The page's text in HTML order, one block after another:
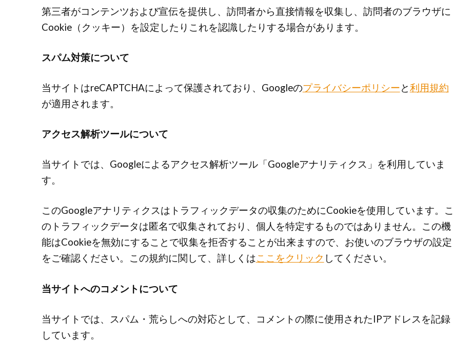
第三者がコンテンツおよび宣伝を提供し、訪問者から直接情報を収集し、訪問者のブラウザに
Cookie（クッキー）を設定したりこれを認識したりする場合があります。
スパム対策について
当サイトはreCAPTCHAによって保護されており、Googleのプライバシーポリシーと利用規約
が適用されます。
アクセス解析ツールについて
当サイトでは、Googleによるアクセス解析ツール「Googleアナリティクス」を利用していま
す。
このGoogleアナリティクスはトラフィックデータの収集のためにCookieを使用しています。こ
のトラフィックデータは匿名で収集されており、個人を特定するものではありません。この機
能はCookieを無効にすることで収集を拒否することが出来ますので、お使いのブラウザの設定
をご確認ください。この規約に関して、詳しくはここをクリック してください。
当サイトへのコメントについて
当サイトでは、スパム・荒らしへの対応として、コメントの際に使用されたIPアドレスを記録
しています。